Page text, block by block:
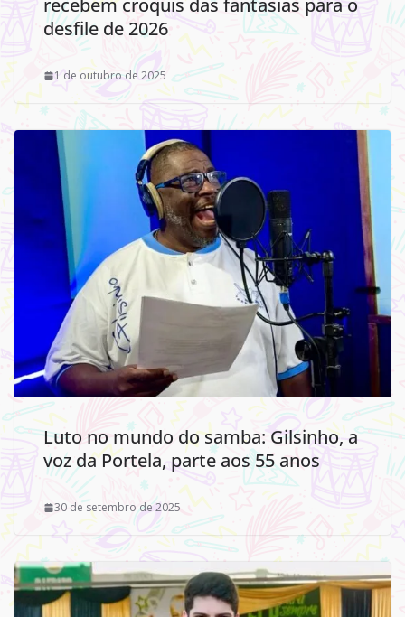
recebem croquis das fantasias para o
desfile de 2026
1 de outubro de 2025
Luto no mundo do samba: Gilsinho, a
voz da Portela, parte aos 55 anos
30 de setembro de 2025